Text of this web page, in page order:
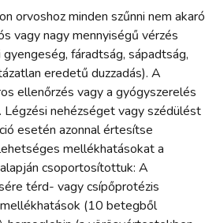
orvoshoz minden szűnni nem akaró
vagy nagy mennyiségű vérzés
fáradtság, sápadtság,
eredetű duzzadás). A
ellenőrzés vagy a gyógyszerelés
nehézséget vagy szédülést
esetén azonnal értesítse
mellékhatásokat a
csoportosítottuk: A
térd- vagy csípőprotézis
(10 betegből